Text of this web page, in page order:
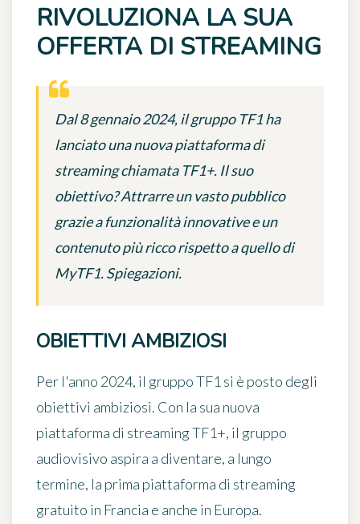
RIVOLUZIONA LA SUA
OFFERTA DI STREAMING
Dal 8 gennaio 2024, il gruppo TF1 ha
lanciato una nuova piattaforma di
streaming chiamata TF1+. Il suo
obiettivo? Attrarre un vasto pubblico
grazie a funzionalità innovative e un
contenuto più ricco rispetto a quello di
MyTF1. Spiegazioni.
OBIETTIVI AMBIZIOSI
Per l'anno 2024, il gruppo TF1 si è posto degli
obiettivi ambiziosi. Con la sua nuova
piattaforma di streaming TF1+, il gruppo
audiovisivo aspira a diventare, a lungo
termine, la prima piattaforma di streaming
gratuito in Francia e anche in Europa.